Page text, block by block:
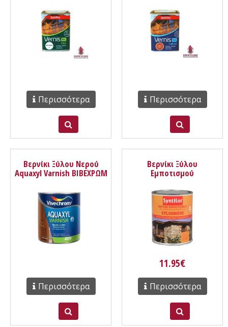
Περισσότερα Περισσότερα
Βερνίκι Ξύλου Νερού
Aquaxyl Varnish ΒΙΒΕΧΡΩΜ
Περισσότερα
Βερνίκι Ξύλου
Εμποτισμού
Πολυουρεθάνης Lasure
Xylodhone® Orange
Syntilor
11.95€
Περισσότερα